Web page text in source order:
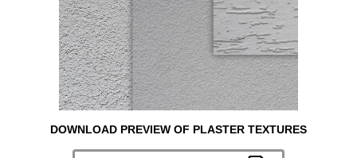
DOWNLOAD PREVIEW OF PLASTER TEXTURES